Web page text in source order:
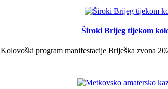
Široki Brijeg tijekom
Kolovoški program manifestacije Briješka zvona